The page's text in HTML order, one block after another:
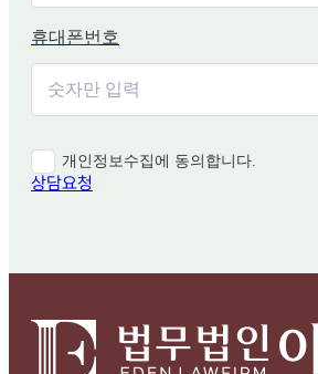
휴대폰번호
개인정보수집에 동의합니다.
상담요청